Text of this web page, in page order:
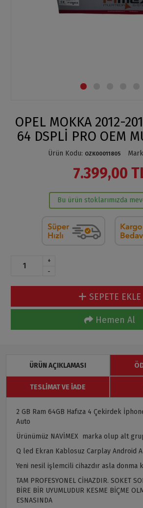
OPEL MOKKA 2012-
64 DSPLİ PRO OEM
Ürün Kodu: OZK00011805
7.399,00
Bu ürün stoklarımızda
+
-
SEPETE EKLE
Hemen Al
ÜRÜN AÇIKLAMASI
TESLIMAT VE İADE
2 GB Ram 64GB Hafıza 4 Çekirdek
Auto
Ürünümüz NAVİMEX marka olup alt
Q led Ekran Kablosuz Carplay Android
Yeni nesil işlemcili cihazdır asla donma
TAM PROFESYONEL CİHAZDIR. SOKET
BİRE BİR UYUMLUDUR KESME BİÇME
ESNASINDA